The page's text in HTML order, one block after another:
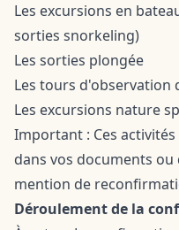
Les excursions en
sorties snorkeling)
Les sorties plongée
Les tours d'observation
Les excursions nature
Important : Ces
dans vos documents
mention de
Déroulement de la